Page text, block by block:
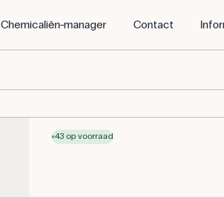
Chemicaliën-manager Contact
43 op voorraad